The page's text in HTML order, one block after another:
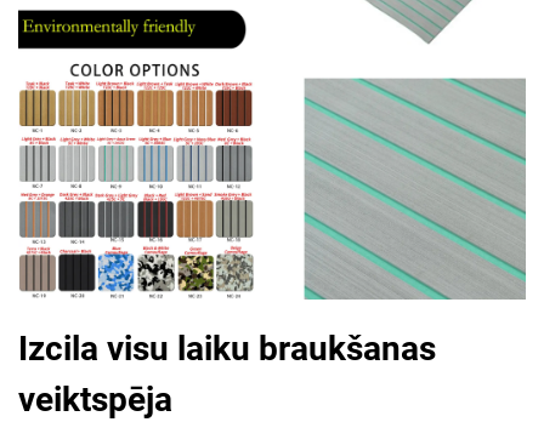
Izcila visu laiku braukšanas
veiktspēja